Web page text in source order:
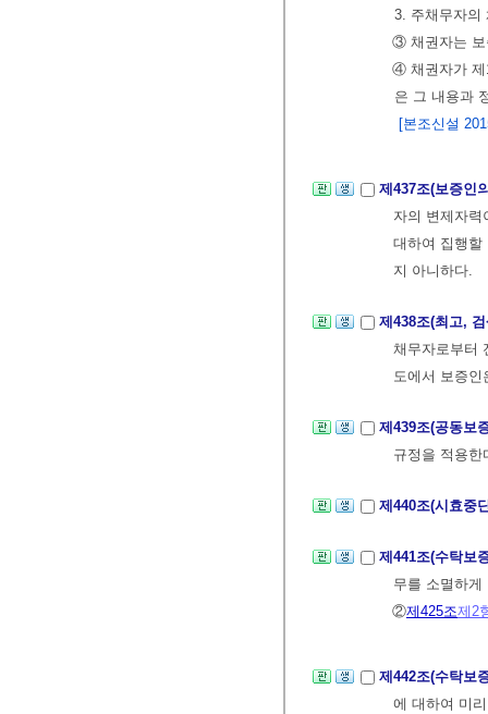
3. 주채무자의
③ 채권자는 보
④ 채권자가 제
은 그 내용과
[본조신설
제437조(보증인
자의 변제자
대하여 집행할
지 아니하다.
제438조(최고,
채무자로부터
도에서 보증
제439조(공동보
규정을 적용한
제440조(시효중
제441조(수탁보
무를 소멸하
②제425조제2
제442조(수탁보
에 대하여 미